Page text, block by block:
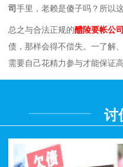
司手里，老赖是傻子吗？所以
总之与合法正规的醴陵要帐公司
债，那样会得不偿失。一了解
需要自己花精力参与才能保证
讨